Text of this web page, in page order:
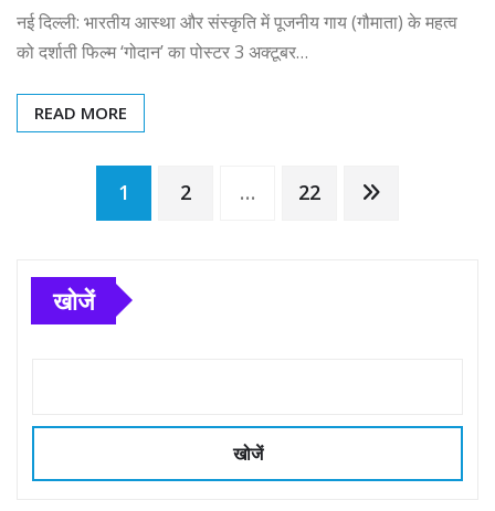
नई दिल्ली: भारतीय आस्था और संस्कृति में पूजनीय गाय (गौमाता) के महत्व
को दर्शाती फिल्म ‘गोदान’ का पोस्टर 3 अक्टूबर…
READ MORE
Posts
pagination
1 2 … 22
खोजें
खोजें